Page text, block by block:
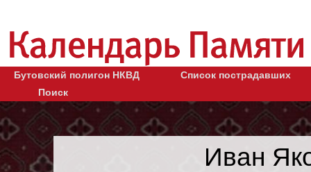
Бутовский полигон НКВД
Список пострадавших
Поиск
Иван